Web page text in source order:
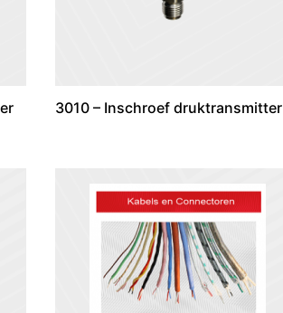
3010 – Inschroef druktransmitter